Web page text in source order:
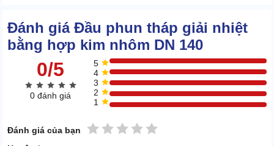
Đánh giá Đầu phun tháp giải nhiệt
bằng hợp kim nhôm DN 140
0/5
0 đánh giá
5
4
3
2
1
Đánh giá của bạn 5 sao
4 sao
3 sao
2 sao
1 sao